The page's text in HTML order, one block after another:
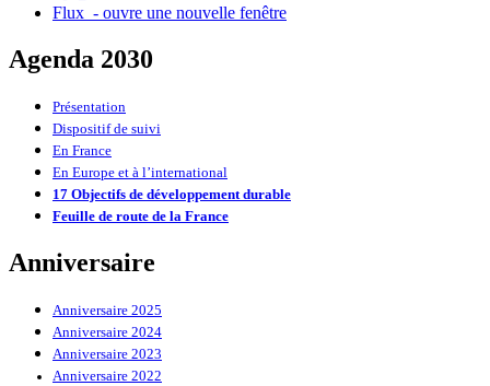
Flux - ouvre une nouvelle fenêtre
Agenda 2030
Présentation
Dispositif de suivi
En France
En Europe et à l’international
17 Objectifs de développement durable
Feuille de route de la France
Anniversaire
Anniversaire 2025
Anniversaire 2024
Anniversaire 2023
Anniversaire 2022